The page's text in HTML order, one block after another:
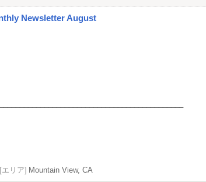
Newsletter August
[エリア] Mountain View, CA